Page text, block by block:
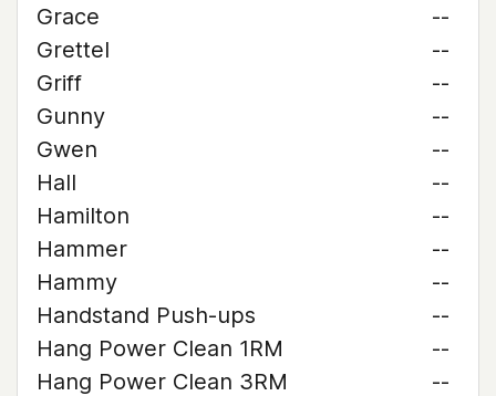
Grace
--
Grettel
--
Griff
--
Gunny
--
Gwen
--
Hall
--
Hamilton
--
Hammer
--
Hammy
--
Handstand Push-ups
--
Hang Power Clean 1RM
--
Hang Power Clean 3RM
--